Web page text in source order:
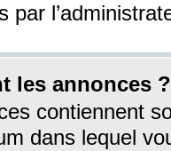
par
les annonces ?
contiennent
dans lequel